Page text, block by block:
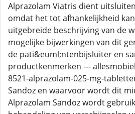
Alprazolam Viatris dient
omdat het tot afhankelijkheid
uitgebreide beschrijving van de
mogelijke bijwerkingen van dit
de pati&euml;ntenbijsluiter en
productkenmerken ---
8521-alprazolam-025-mg-
Sandoz en waarvoor wordt dit
Alprazolam Sandoz wordt